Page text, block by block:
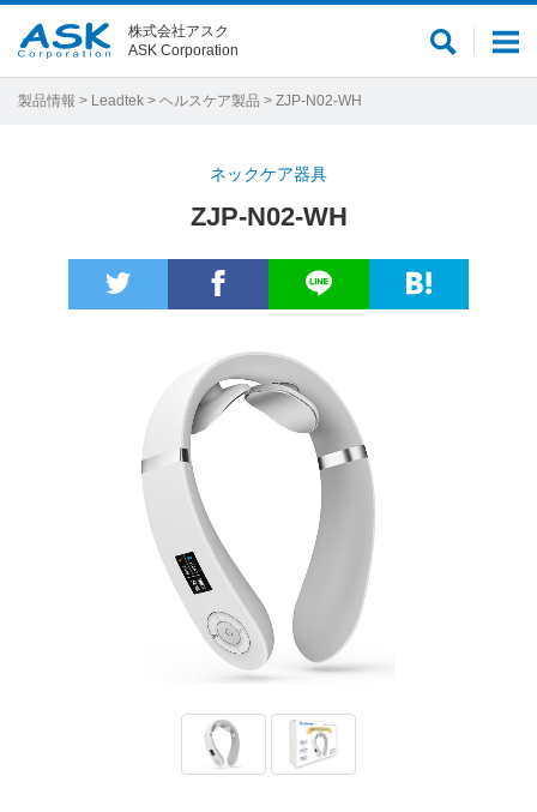
メ
サ
株式会社アスク
ASK Corporation
製品情報 > Leadtek > ヘルスケア製品 > ZJP-N02-WH
ネックケア器具
ZJP-N02-WH